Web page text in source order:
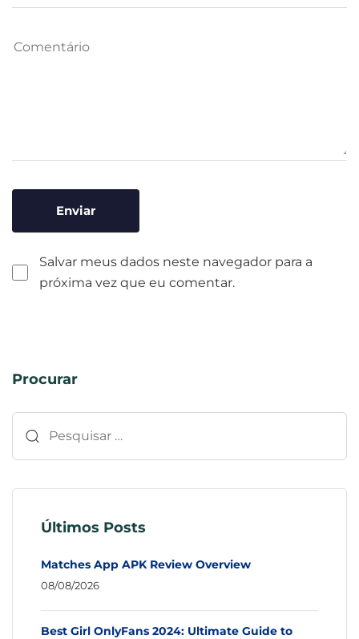
Salvar meus dados neste navegador para a
próxima vez que eu comentar.
Procurar
Últimos Posts
Matches App APK Review Overview
08/08/2026
Best Girl OnlyFans 2024: Ultimate Guide to